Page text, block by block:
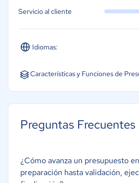
Idiomas:
Español Inglés
Servicio al cliente
Características y Funciones de
Gestión de subcontratistas
Seguimiento de presupuestos/
Preguntas Frecuentes
¿Cómo avanza un presupuesto
preparación hasta validación,